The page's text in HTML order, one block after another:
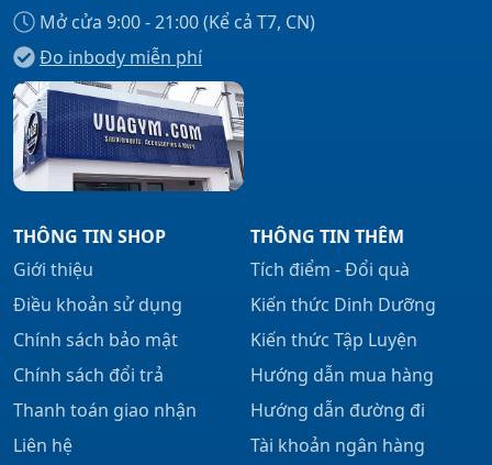
Xem tất cả →
Mở cửa 9:00 - 21:00 (Kể cả T7, CN)
Đo inbody miễn phí
THÔNG TIN SHOP
Giới thiệu
Điều khoản sử dụng
Chính sách bảo mật
Chính sách đổi trả
Thanh toán giao nhận
Liên hệ
THÔNG TIN THÊM
Tích điểm - Đổi quà
Kiến thức Dinh Dưỡng
Kiến thức Tập Luyện
Hướng dẫn mua hàng
Hướng dẫn đường đi
Tài khoản ngân hàng